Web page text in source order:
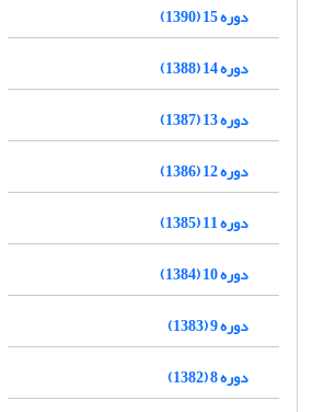
دوره 15 (1390)
دوره 14 (1388)
دوره 13 (1387)
دوره 12 (1386)
دوره 11 (1385)
دوره 10 (1384)
دوره 9 (1383)
دوره 8 (1382)